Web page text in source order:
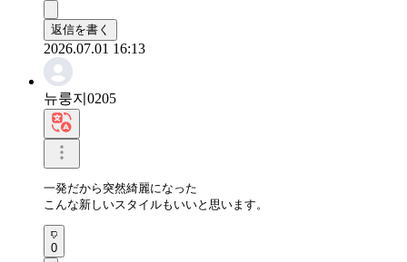
返信を書く
2026.07.01 16:13
뉴룽지0205
一発だから突然綺麗になった
こんな新しいスタイルもいいと思います。
0